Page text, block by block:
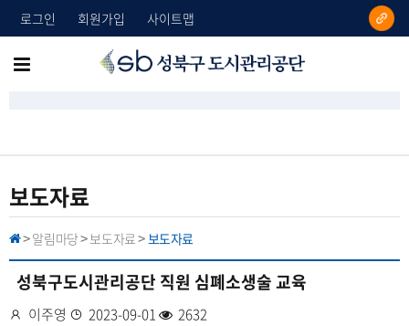
로그인 회원가입 사이트맵
리
공
단
메
보
기
보도자료
H
M
> 알림마당>보도자료 >보도자료
성북구도시관리공단 직원 심폐소생술 교육
작 이주영 등 2023-09-01조 2632